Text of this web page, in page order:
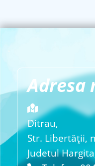
Adresa
Ditrau,
Str. Libertăţii,
Judetul